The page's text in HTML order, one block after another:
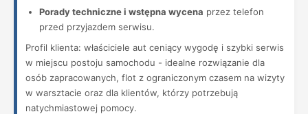
Porady techniczne i wstępna wycena przez telefon
przed przyjazdem serwisu.
Profil klienta: właściciele aut ceniący wygodę i szybki serwis
w miejscu postoju samochodu - idealne rozwiązanie dla
osób zapracowanych, flot z ograniczonym czasem na wizyty
w warsztacie oraz dla klientów, którzy potrzebują
natychmiastowej pomocy.